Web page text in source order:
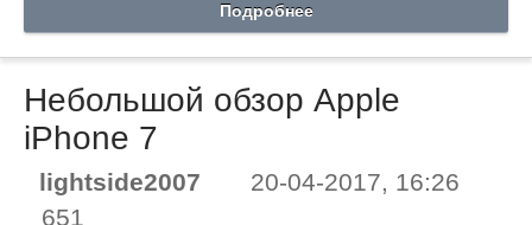
Подробнее
Небольшой обзор Apple
iPhone 7
lightside2007
20-04-2017, 16:26
651